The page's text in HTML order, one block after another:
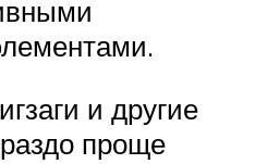
и другие
проще